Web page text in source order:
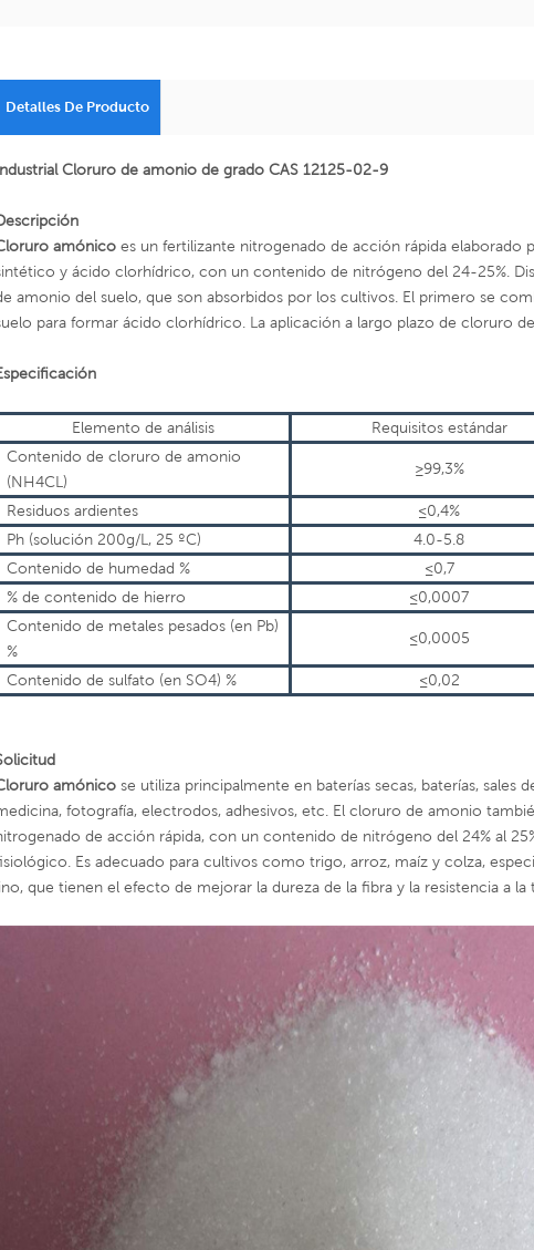
Detalles De Producto
Cloruro de amonio de grado CAS 12125-02-9
amónicoes un fertilizante nitrogenado de acción rápida elaborado
y ácido clorhídrico, con un contenido de nitrógeno del 24-25%.
amonio del suelo, que son absorbidos por los cultivos. El primero se
para formar ácido clorhídrico. La aplicación a largo plazo de cloruro
Elemento de análisis Requisitos estándar
Contenido de cloruro de amonio
(NH4CL)
≥99,3%
Residuos ardientes ≤0,4%
Ph (solución 200g/L, 25 ºC)
4.0-5.8
Contenido de humedad %
≤0,7
% de contenido de hierro
≤0,0007
Contenido de metales pesados (en Pb)
%
≤0,0005
Contenido de sulfato (en SO4) % ≤0,02
amónico se utiliza principalmente en baterías secas, baterías, sales
fotografía, electrodos, adhesivos, etc. El cloruro de amonio
de acción rápida, con un contenido de nitrógeno del 24% al
Es adecuado para cultivos como trigo, arroz, maíz y colza,
que tienen el efecto de mejorar la dureza de la fibra y la resistencia a la